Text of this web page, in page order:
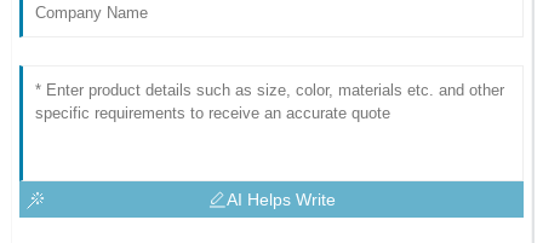
AI Helps Write